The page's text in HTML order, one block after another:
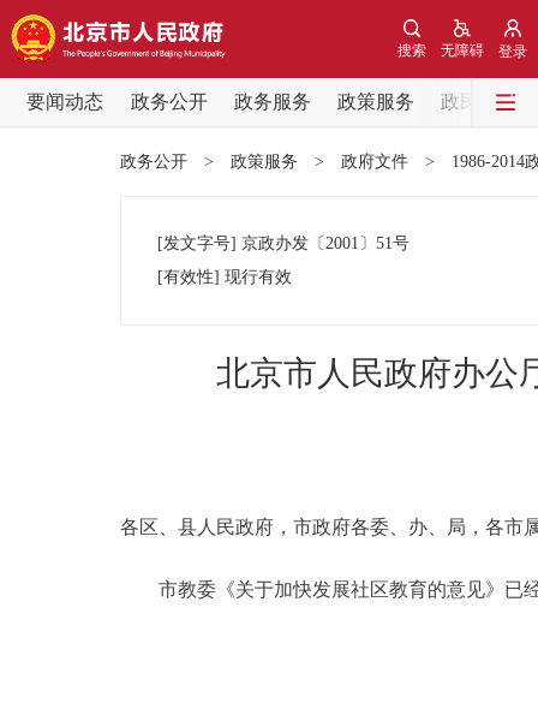
登录
无障碍
搜索
要闻动态 政务公开 政务服务 政策服务
政民互动
党中央精神
政策兑现
决策公开
政务公开 > 政策服务 > 政府文件 > 1986-2014
[发文字号] 京政办发 〔2001〕 51号
[有效性] 现行有效
北京市人民政府办公
各区、县人民政府，市政府各委、办、局，各市
市教委《关于加快发展社区教育的意见》已